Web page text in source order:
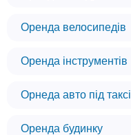
Оренда велосипедів
Оренда інструментів
Орнеда авто під таксі
Оренда будинку